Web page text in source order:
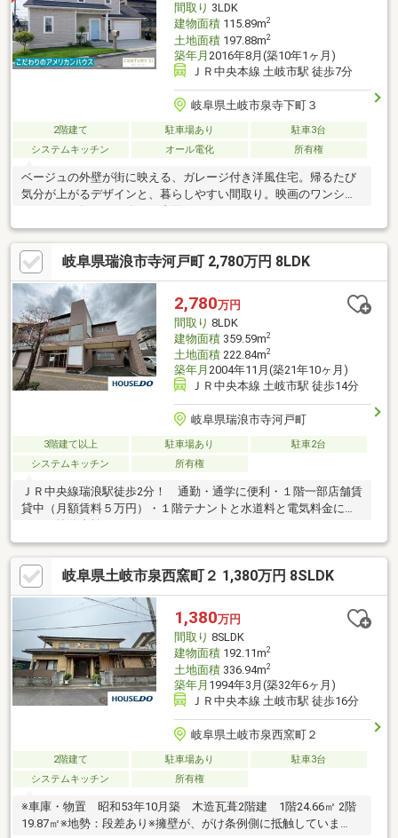
間取り 3LDK
建物面積115.89m2
土地面積197.88m2
築年月 2016年8月(築10年1ヶ月)
ＪＲ中央本線 土岐市駅 徒歩7分
岐阜県土岐市泉寺下町３
2階建て 駐車場あり
駐車3台
システムキッチン
オール電化 所有権
ベージュの外壁が街に映える、ガレージ付き洋風住宅。帰るたび
気分が上がるデザインと、暮らしやすい間取り。映画のワンシー
岐阜県瑞浪市寺河戸町 2,780万円 8LDK
2,780万円
間取り 8LDK
建物面積359.59m2
土地面積222.84m2
築年月 2004年11月(築21年10ヶ月)
ＪＲ中央本線 土岐市駅 徒歩14分
岐阜県瑞浪市寺河戸町
3階建て以上 駐車場あり
駐車2台
システムキッチン
所有権
ＪＲ中央線瑞浪駅徒歩2分！ 通勤・通学に便利・１階一部店舗賃
貸中（月額賃料５万円）・１階テナントと水道料と電気料金につ
岐阜県土岐市泉西窯町２ 1,380万円 8SLDK
1,380万円
間取り 8SLDK
建物面積192.11m2
土地面積336.94m2
築年月 1994年3月(築32年6ヶ月)
ＪＲ中央本線 土岐市駅 徒歩16分
岐阜県土岐市泉西窯町２
2階建て 駐車場あり
駐車3台
システムキッチン
所有権
※車庫・物置 昭和53年10月築 木造瓦葺2階建 1階24.66㎡ 2階
19.87㎡※地勢：段差あり※擁壁が、がけ条例側に抵触していま